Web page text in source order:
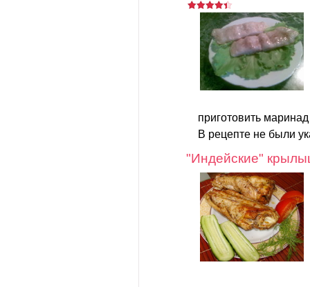
приготовить
В рецепте не были
"Индейские"